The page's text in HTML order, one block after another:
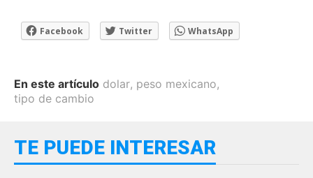
Facebook Twitter WhatsApp
En este artículo dolar, peso mexicano,
tipo de cambio
TE PUEDE INTERESAR